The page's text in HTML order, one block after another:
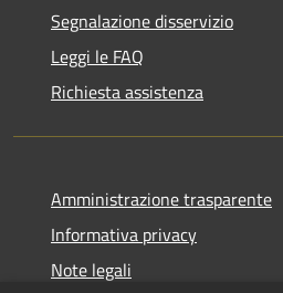
Segnalazione disservizio
Leggi le FAQ
Richiesta assistenza
Amministrazione trasparente
Informativa privacy
Note legali